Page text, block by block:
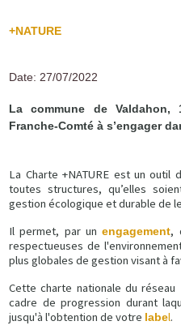
+NATURE
Date: 27/07/2022
La commune de Valdahon,
Franche-Comté à s’engager
La Charte +NATURE est un outil
toutes structures, qu’elles
gestion écologique et durable de
Il permet, par unengagement,
respectueuses de
plus globales de gestion visant à
Cette charte nationale du réseau
cadre de progression durant
jusqu'à l'obtention de votre label.